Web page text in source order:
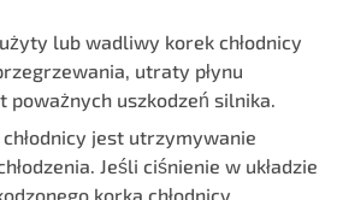
lub wadliwy korek chłodnicy
utraty płynu
poważnych uszkodzeń silnika.
jest utrzymywanie
Jeśli ciśnienie w układzie
korka chłodnicy,